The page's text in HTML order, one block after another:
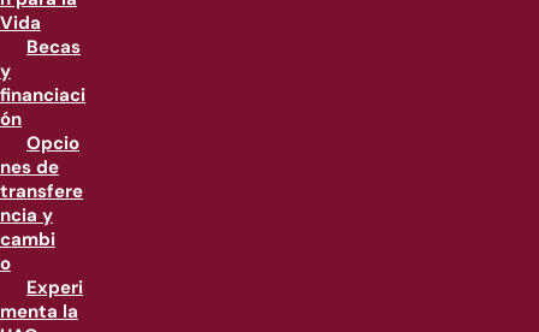
Vida
Becas
y
financiaci
ón
Opcio
nes de
transfere
ncia y
cambi
o
Experi
menta la